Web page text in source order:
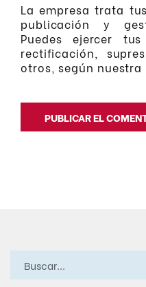
La empresa trata
publicación y
Puedes ejercer
rectificación,
otros, según nuestra